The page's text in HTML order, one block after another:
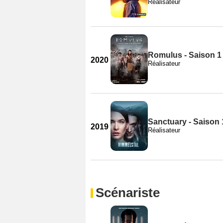
Réalisateur
2020
Romulus - Saison 1
Réalisateur
2019
Sanctuary - Saison
Réalisateur
Scénariste